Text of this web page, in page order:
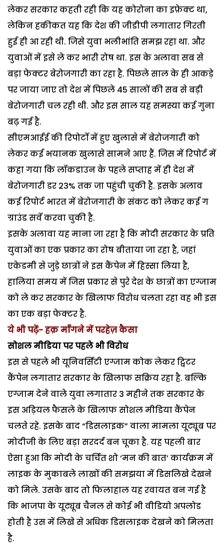
लेकर सरकार कहती रही कि यह कोरोना का इफ़ेक्ट था,
लेकिन हकीकत यह कि देश की जीडीपी लगातार गिरती
हुई ही आ रही थी. जिसे युवा भलीभांति समझ रहा था. और
युवाओं में इसे ले कर भारी रोष था. इस के अलावा सब से
बड़ा फेक्टर बेरोजगारी का रहा है. पिछले साल के ही आकड़े
पर जाया जाए तो देश में पिछले 45 सालों की सब से बड़ी
बेरोजगारी चल रही थी. और इस साल यह समस्या कई गुना
बढ़ गई है.
सीएमआईई की रिपोर्टो में हुए खुलासे में बेरोजगारी को
लेकर कई भयानक खुलासे सामने आए हैं. जिस में रिपोर्ट में
कहा गया कि लॉकडाउन के पहले सप्ताह में ही देश में
बेरोजगारी डर 23% तक जा पहुंची चुकी है. इसके अलाव
कई रिपोर्ट भारत में बेरोजगारी के संकट को लेकर कई ग
ग्राउंड सर्वे करवा चुकी है.
इसके अलावा यह माना जा रहा है कि मोदी सरकार के प्रति
युवाओं का एक प्रकार का रोष बीताया जा रहा है, जहां
एकेडमी से जुड़े छात्रों ने इस कैंपेन में हिस्सा लिया है,
हालिया समय में जिस प्रकार से पुरे देश के छात्रों का एग्जाम
को ले कर सरकार के खिलाफ विरोध चलता रहा वह भी इस
का एक बड़ा फेक्टर है.
ये भी पढ़ें- हक़ माँगने में परहेज़ कैसा
सोशल मीडिया पर पहले भी विरोध
इस से पहले भी यूनिवर्सिटी एग्जाम कोक लेकर ट्विटर
कैंपेन लगातार सरकार के खिलाफ सक्रिय रहा है. बल्कि
एग्जाम देने वाले युवा लगातार 3 महीने तक सरकार के
इस अड़ियल फैसले के खिलाफ सोशल मीडिया कैंपेन
चलते रहे. इसके बाद “डिसलाइक” वाला मामला यूट्यूब पर
मोदीजी के लिए बड़ा सरदर्द बन चूका है. यह पहली बार
ऐसा हुआ कि मोदी के चर्चित शो ‘मन की बात’ कार्यक्रम में
लाइक के मुकाबले लाखों की समझया में डिसलिखे देखने
को मिले. उसके बाद तो फिलाहाल यह रवायत बन गई है
कि भाजपा के यूट्यूब चैनल से कोई भी वीडियो अपलोड
होती है उस में लिखे से अधिक डिसलाइक देखने को मिलता
है.